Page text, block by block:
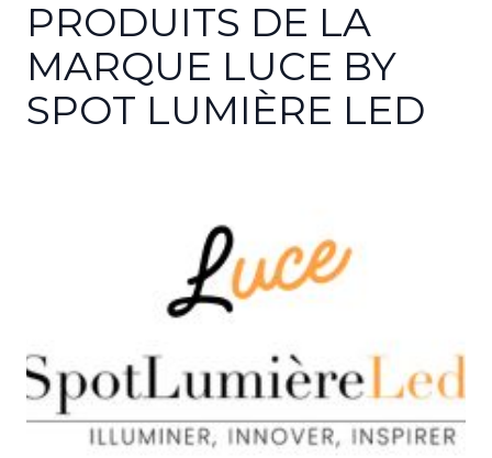
PRODUITS DE LA
MARQUE LUCE BY
SPOT LUMIÈRE LED